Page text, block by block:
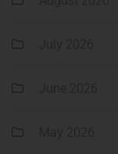
July 2026
June 2026
May 2026